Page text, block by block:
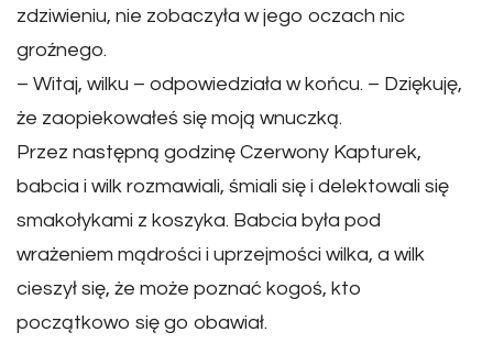
zdziwieniu, nie zobaczyła w jego oczach nic
groźnego.
– Witaj, wilku – odpowiedziała w końcu. – Dziękuję,
że zaopiekowałeś się moją wnuczką.
Przez następną godzinę Czerwony Kapturek,
babcia i wilk rozmawiali, śmiali się i delektowali się
smakołykami z koszyka. Babcia była pod
wrażeniem mądrości i uprzejmości wilka, a wilk
cieszył się, że może poznać kogoś, kto
początkowo się go obawiał.